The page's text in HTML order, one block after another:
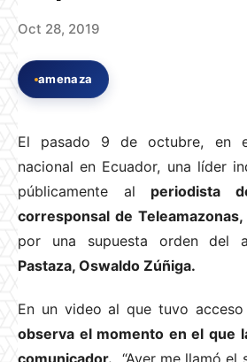
Oct 28, 2019
amenaza
El pasado 9 de octubre, en
nacional en Ecuador, una líder
públicamente al periodista
corresponsal de
por una supuesta orden del
Pastaza, Oswaldo Zúñiga.
En un video al que tuvo acceso
observa el momento en el que